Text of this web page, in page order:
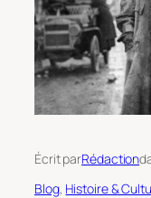
Écrit parRédaction
Blog, Histoire &